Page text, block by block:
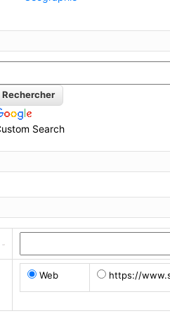
Search
Web https://